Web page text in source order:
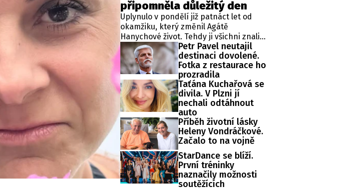
z vás odměníme
připomněla důležitý den
Uplynulo v pondělí již patnáct let od
okamžiku, který změnil Agátě
Hanychové život. Tehdy ji všichni znali
jako rebelku ze stránek bulvárních
médií. Jenže v létě 2011 se začal psát
docela jiný životní příběh.
Petr Pavel neutajil
destinaci dovolené.
Fotka z restaurace ho
prozradila
Taťána Kuchařová se
divila. V Plzni jí
nechali odtáhnout
auto
Příběh životní lásky
Heleny Vondráčkové.
Začalo to na vojně
StarDance se blíží.
První tréninky
naznačily možnosti
soutěžících